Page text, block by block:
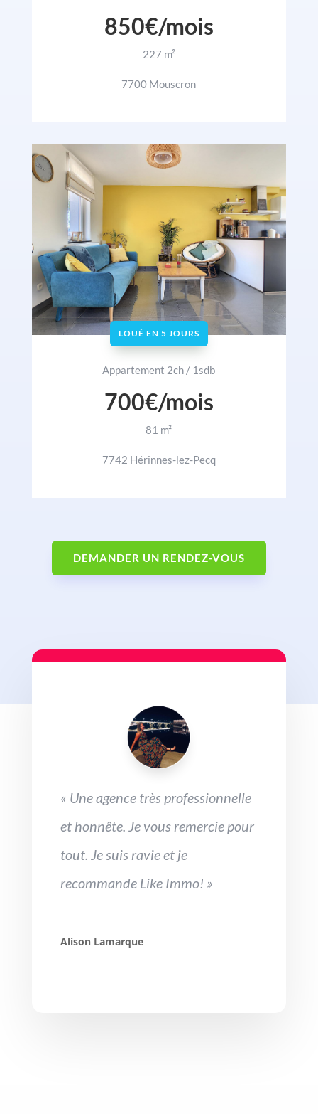
850€/mois
227 m²
7700 Mouscron
LOUÉ EN 5 JOURS
Appartement 2ch / 1sdb
700€/mois
81 m²
7742 Hérinnes-lez-Pecq
DEMANDER UN RENDEZ-VOUS
« Une agence très professionnelle
et honnête. Je vous remercie pour
tout. Je suis ravie et je
recommande Like Immo! »
Alison Lamarque